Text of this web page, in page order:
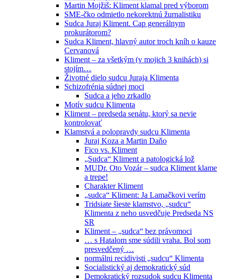
Martin Mojžiš: Kliment klamal pred výborom
SME-čko odmietlo nekorektnú žurnalistiku
Sudca Juraj Kliment. Cap generálnym
prokurátorom?
Sudca Kliment, hlavný autor troch kníh o kauze
Cervanová
Kliment – za všetkým (v mojich 3 knihách) si
stojím…
Životné dielo sudcu Juraja Klimenta
Schizofrénia súdnej moci
Sudca a jeho zrkadlo
Motív sudcu Klimenta
Kliment – predseda senátu, ktorý sa nevie
kontrolovať
Klamstvá a polopravdy sudcu Klimenta
Juraj Koza a Martin Daňo
Fico vs. Kliment
„Sudca“ Kliment a patologická lož
MUDr. Oto Vozár – sudca Kliment klame
a trepe!
Charakter Kliment
„sudca“ Kliment: Ja Lamačkovi verím
Tridsiate šieste klamstvo, „sudcu“
Klimenta z neho usvedčuje Predseda NS
SR
Kliment – „sudca“ bez právomoci
… s Hatalom sme súdili vraha. Bol som
presvedčený …
normálni recidivisti „sudcu“ Klimenta
Socialistický aj demokratický súd
Demokratický rozsudok sudcu Klimenta